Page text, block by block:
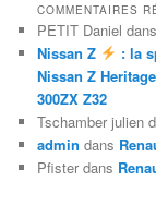
COMMENTAIRES
PETIT Daniel
Nissan Z
: la
Nissan Z
300ZX Z32
Tschamber julien
admin dans
Pfister dans